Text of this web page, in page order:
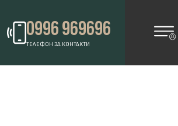
0996 969696
ТЕЛЕФОН ЗА КОНТАКТИ